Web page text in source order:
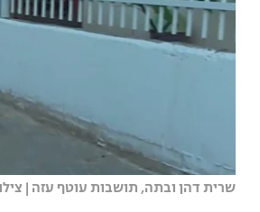
שרית דהן ובתה, תושבות עוטף עזה |